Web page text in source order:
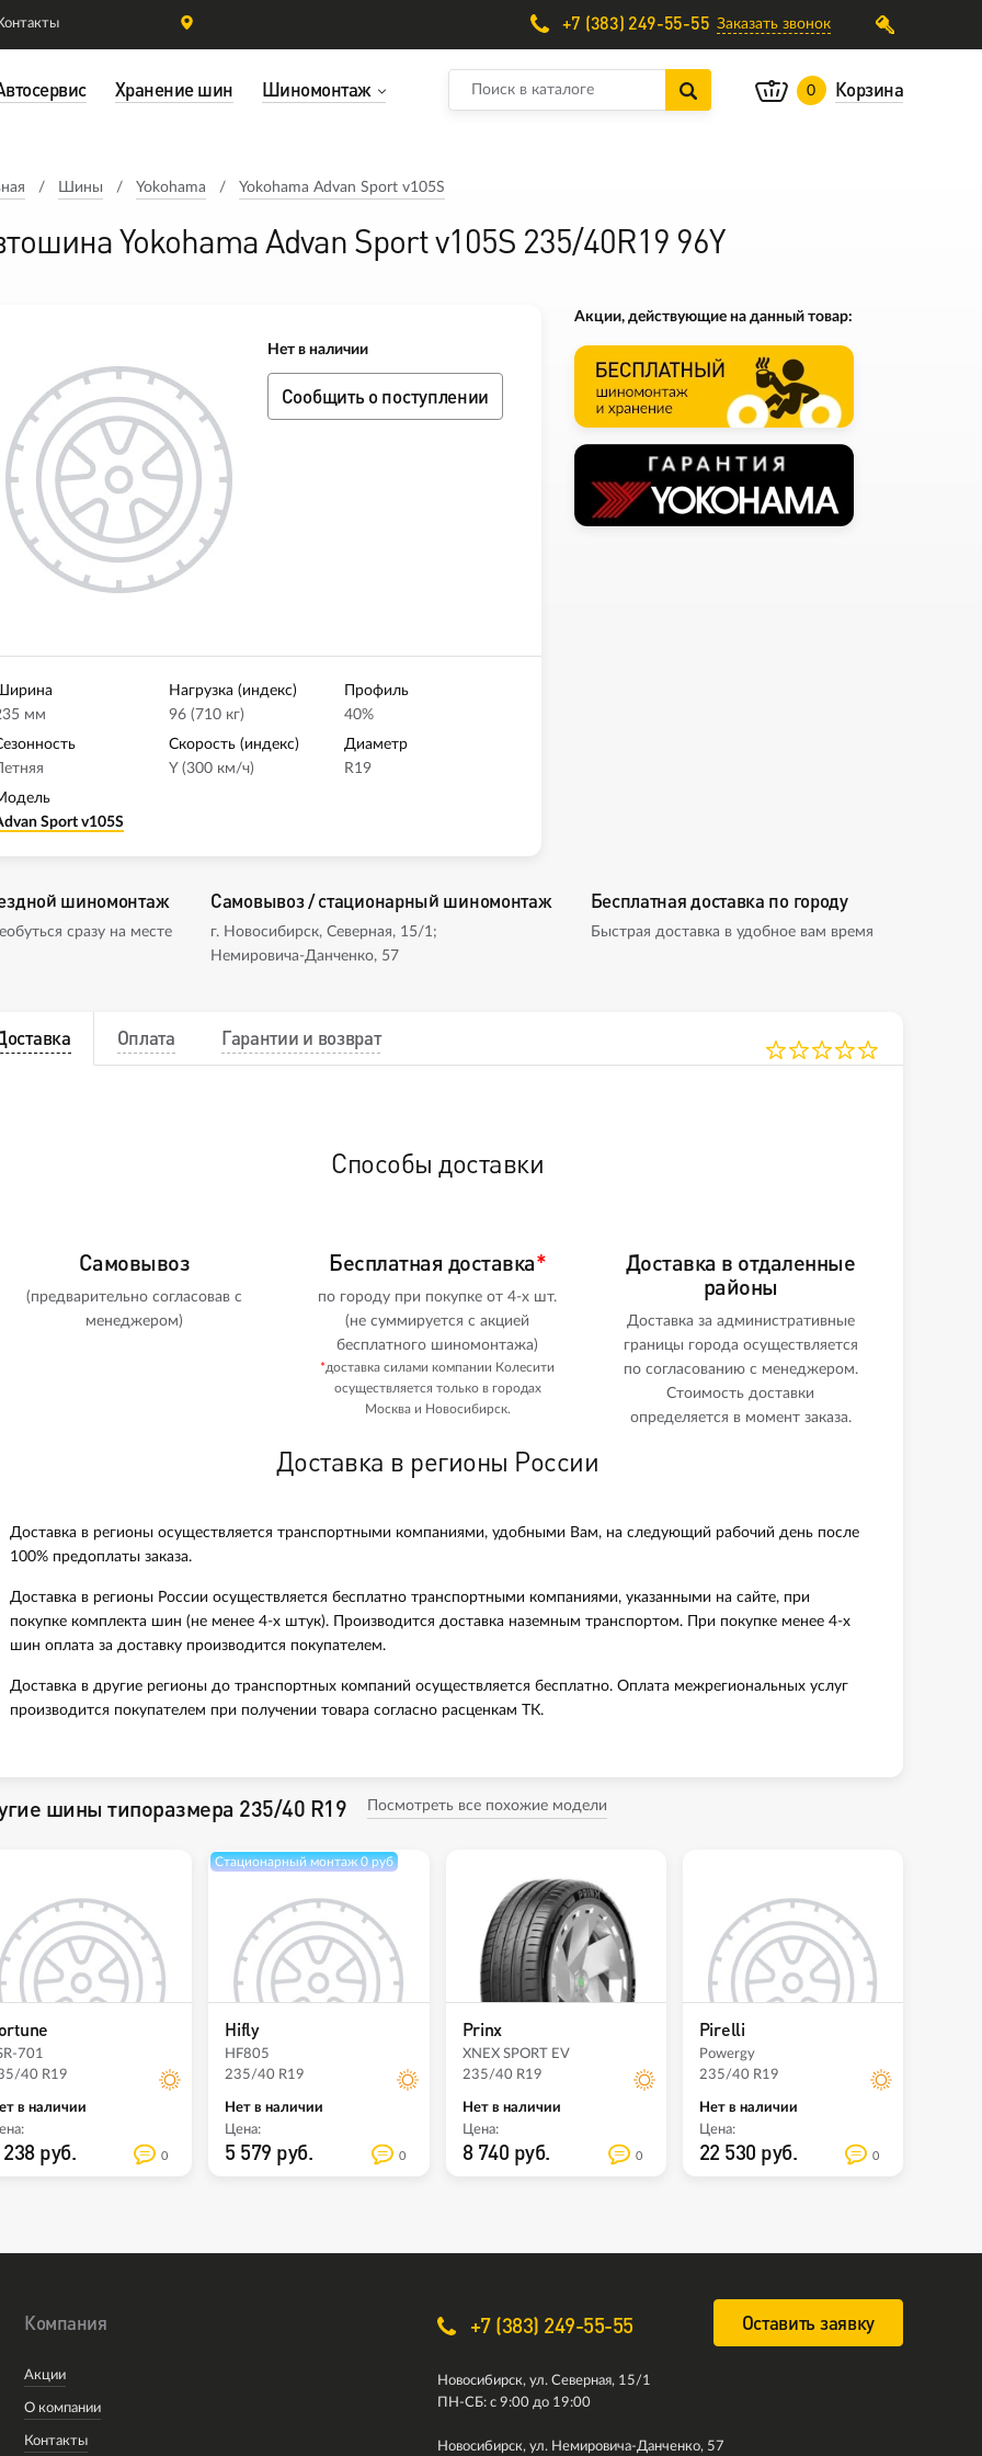
Хранение шин Шиномонтаж 0 Корзина
+7 (383) 249-55-55 Заказать звонок
Шины Yokohama Yokohama Advan Sport v105S
Yokohama Advan Sport v105S 235/40R19 96Y
Нет в наличии
Сообщить о поступлении
мм
Нагрузка (индекс)
96 (710 кг)
Профиль
40%
Скорость (индекс)
Y (300 км/ч)
Диаметр
R19
Sport v105S
Акции, действующие на данный товар:
шиномонтаж
сразу на месте
Самовывоз / стационарный шиномонтаж
г. Новосибирск, Северная, 15/1;
Немировича-Данченко, 57
Бесплатная доставка по городу
Быстрая доставка в удобное вам время
Оплата Гарантии и возврат
Способы доставки
Самовывоз
(предварительно согласовав с
менеджером)
Бесплатная доставка*
по городу при покупке от 4-х шт.
(не суммируется с акцией
бесплатного шиномонтажа)
*доставка силами компании Колесити
осуществляется только в городах
Москва и Новосибирск.
Доставка в отдаленные
районы
Доставка за административные
границы города осуществляется
по согласованию с менеджером.
Стоимость доставки
определяется в момент заказа.
Доставка в регионы России
Доставка в регионы осуществляется транспортными компаниями, удобными Вам, на следующий рабочий день после
100% предоплаты заказа.
Доставка в регионы России осуществляется бесплатно транспортными компаниями, указанными на сайте, при
покупке комплекта шин (не менее 4-х штук). Производится доставка наземным транспортом. При покупке менее 4-х
шин оплата за доставку производится покупателем.
Доставка в другие регионы до транспортных компаний осуществляется бесплатно. Оплата межрегиональных услуг
производится покупателем при получении товара согласно расценкам ТК.
шины типоразмера 235/40 R19 Посмотреть все похожие модели
701
40 R19
в наличии
руб. 0
Стационарный монтаж 0 руб
Hifly
HF805
235/40 R19
Нет в наличии
Цена:
5 579 руб. 0
Prinx
XNEX SPORT EV
235/40 R19
Нет в наличии
Цена:
8 740 руб. 0
Pirelli
Powergy
235/40 R19
Нет в наличии
Цена:
22 530 руб. 0
Компания
Акции
О компании
Контакты
+7 (383) 249-55-55 Оставить заявку
Новосибирск, ул. Северная, 15/1
ПН-СБ: с 9:00 до 19:00
Новосибирск, ул. Немировича-Данченко, 57